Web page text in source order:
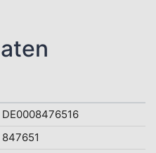
DE0008476516
847651